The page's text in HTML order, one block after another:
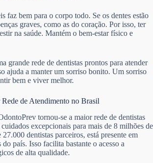
faz bem para o corpo todo. Se os dentes estão
graves, como as do coração. Por isso, ter
na saúde. Mantém o bem-estar físico e
grande rede de dentistas prontos para atender
ajuda a manter um sorriso bonito. Um sorriso
bem e viver melhor.
de Atendimento no Brasil
tornou-se a maior rede de dentistas
excepcionais para mais de 8 milhões de
27.000 dentistas parceiros, está presente em
país. Isso facilita bastante o acesso a
de alta qualidade.